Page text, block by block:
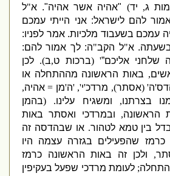
ג ,יד )
"אהיה אשר אהיה".א "ל
להם לישראל:אני הייתי עמכם
עמכם בשעבוד מלכיות.אמר לפניו:
.א "ל הקב"ה:לך אמור להם:
שלחני אליכם”
' (ברכות ט ב).לכן
,באות הראשונה מההתחלה או
'ה' (אסתר),מרדכ'י', 'ה 'מן= אהיה,
בצרתנו,ומשגיח עלינו. (
בהמן
,ובמרדכי ואסתר באות
בין טמא לטהור.או שבהדסה זה
שהפעילים בגזרה עצמה היו
,ולכן זה באות הראשונה כרמז
;לעומת מרדכי שפעל בעקיפין